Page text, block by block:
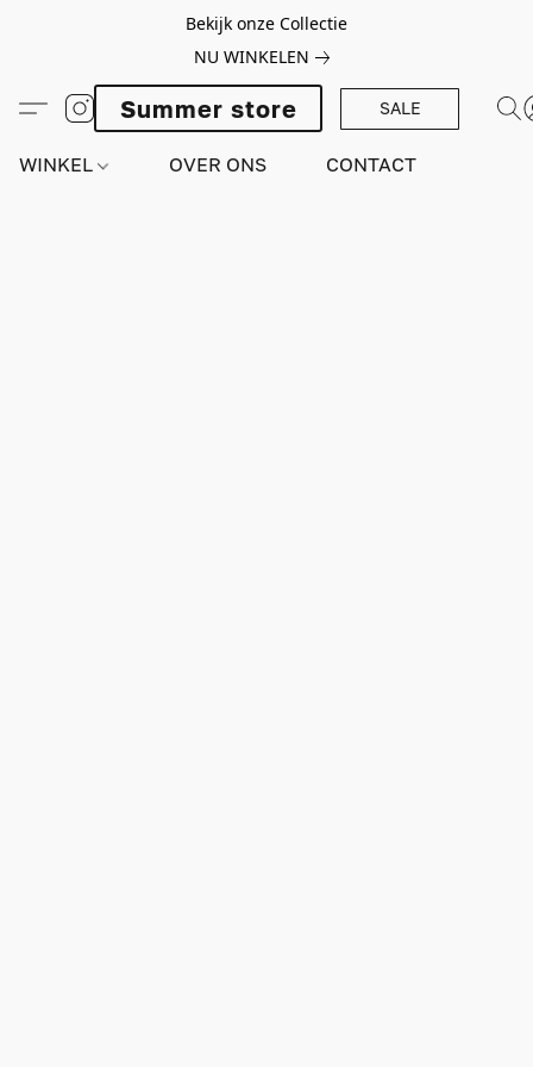
Bekijk onze Collectie
NU WINKELEN
Summer store SALE
WINKEL OVER ONS CONTACT